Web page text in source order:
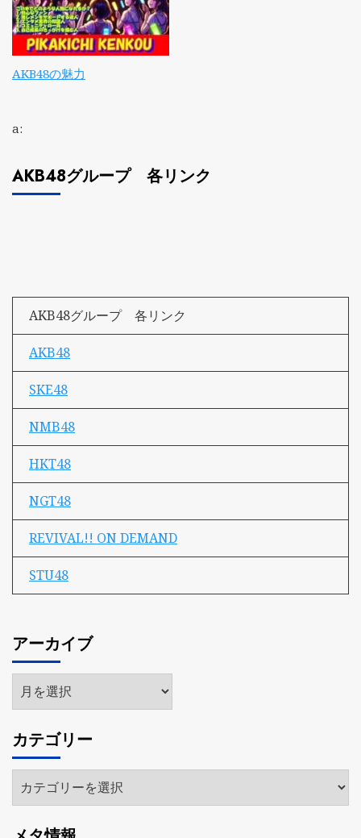
AKB48の魅力
a:
AKB48グループ 各リンク
AKB48グループ 各リンク
AKB48
SKE48
NMB48
HKT48
NGT48
REVIVAL!! ON DEMAND
STU48
アーカイブ
ア
ー
イ
ブ
カテゴリー
テ